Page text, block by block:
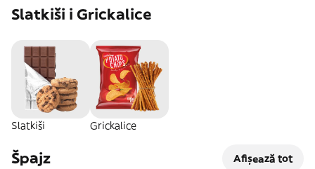
Slatkiši i Grickalice
Slatkiši Grickalice
Špajz Afișează tot